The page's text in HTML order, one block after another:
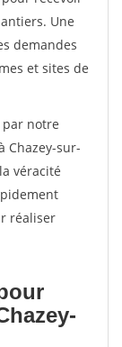
Une
demandes
et sites de
par notre
Chazey-sur-
véracité
réaliser